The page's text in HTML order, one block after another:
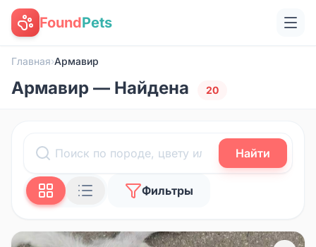
FoundPets
Главная›Армавир
Армавир — Найдена 20
Найти
Фильтры